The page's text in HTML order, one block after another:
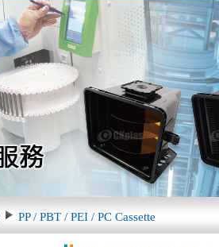
PP / PBT / PEI / PC Cassette